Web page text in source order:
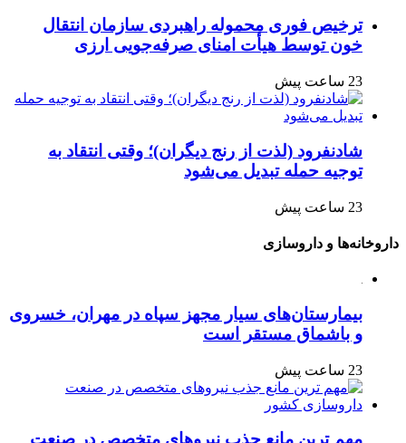
ترخیص فوری محموله راهبردی سازمان انتقال
خون توسط هیأت امنای صرفه‌جویی ارزی
23 ساعت پیش
شادنفرود (لذت از رنج دیگران)؛ وقتی انتقاد به
توجیه حمله تبدیل می‌شود
23 ساعت پیش
داروخانه‌ها و داروسازی
بیمارستان‌های سیار مجهز سپاه در مهران، خسروی
و باشماق مستقر است
23 ساعت پیش
مهم ترین مانع جذب نیروهای متخصص در صنعت